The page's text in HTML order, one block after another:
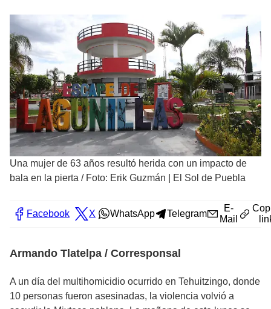
Una mujer de 63 años resultó herida con un impacto de
bala en la pierta / Foto: Erik Guzmán | El Sol de Puebla
Facebook X WhatsApp Telegram
E-
Mail
Armando Tlatelpa / Corresponsal
A un día del multihomicidio ocurrido en Tehuitzingo, donde
10 personas fueron asesinadas, la violencia volvió a